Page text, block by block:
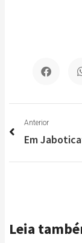
Anterior
Leia